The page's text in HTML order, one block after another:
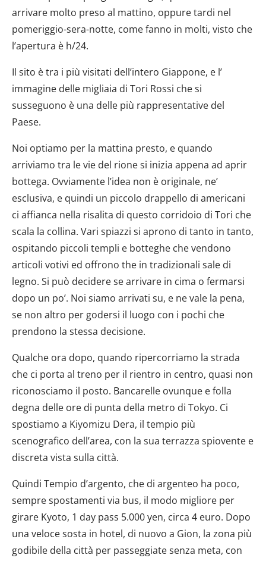
arrivare molto preso al mattino, oppure tardi nel
pomeriggio-sera-notte, come fanno in molti, visto che
l’apertura è h/24.
Il sito è tra i più visitati dell’intero Giappone, e l’
immagine delle migliaia di Tori Rossi che si
susseguono è una delle più rappresentative del
Paese.
Noi optiamo per la mattina presto, e quando
arriviamo tra le vie del rione si inizia appena ad aprir
bottega. Ovviamente l’idea non è originale, ne’
esclusiva, e quindi un piccolo drappello di americani
ci affianca nella risalita di questo corridoio di Tori che
scala la collina. Vari spiazzi si aprono di tanto in tanto,
ospitando piccoli templi e botteghe che vendono
articoli votivi ed offrono the in tradizionali sale di
legno. Si può decidere se arrivare in cima o fermarsi
dopo un po’. Noi siamo arrivati su, e ne vale la pena,
se non altro per godersi il luogo con i pochi che
prendono la stessa decisione.
Qualche ora dopo, quando ripercorriamo la strada
che ci porta al treno per il rientro in centro, quasi non
riconosciamo il posto. Bancarelle ovunque e folla
degna delle ore di punta della metro di Tokyo. Ci
spostiamo a Kiyomizu Dera, il tempio più
scenografico dell’area, con la sua terrazza spiovente e
discreta vista sulla città.
Quindi Tempio d’argento, che di argenteo ha poco,
sempre spostamenti via bus, il modo migliore per
girare Kyoto, 1 day pass 5.000 yen, circa 4 euro. Dopo
una veloce sosta in hotel, di nuovo a Gion, la zona più
godibile della città per passeggiate senza meta, con